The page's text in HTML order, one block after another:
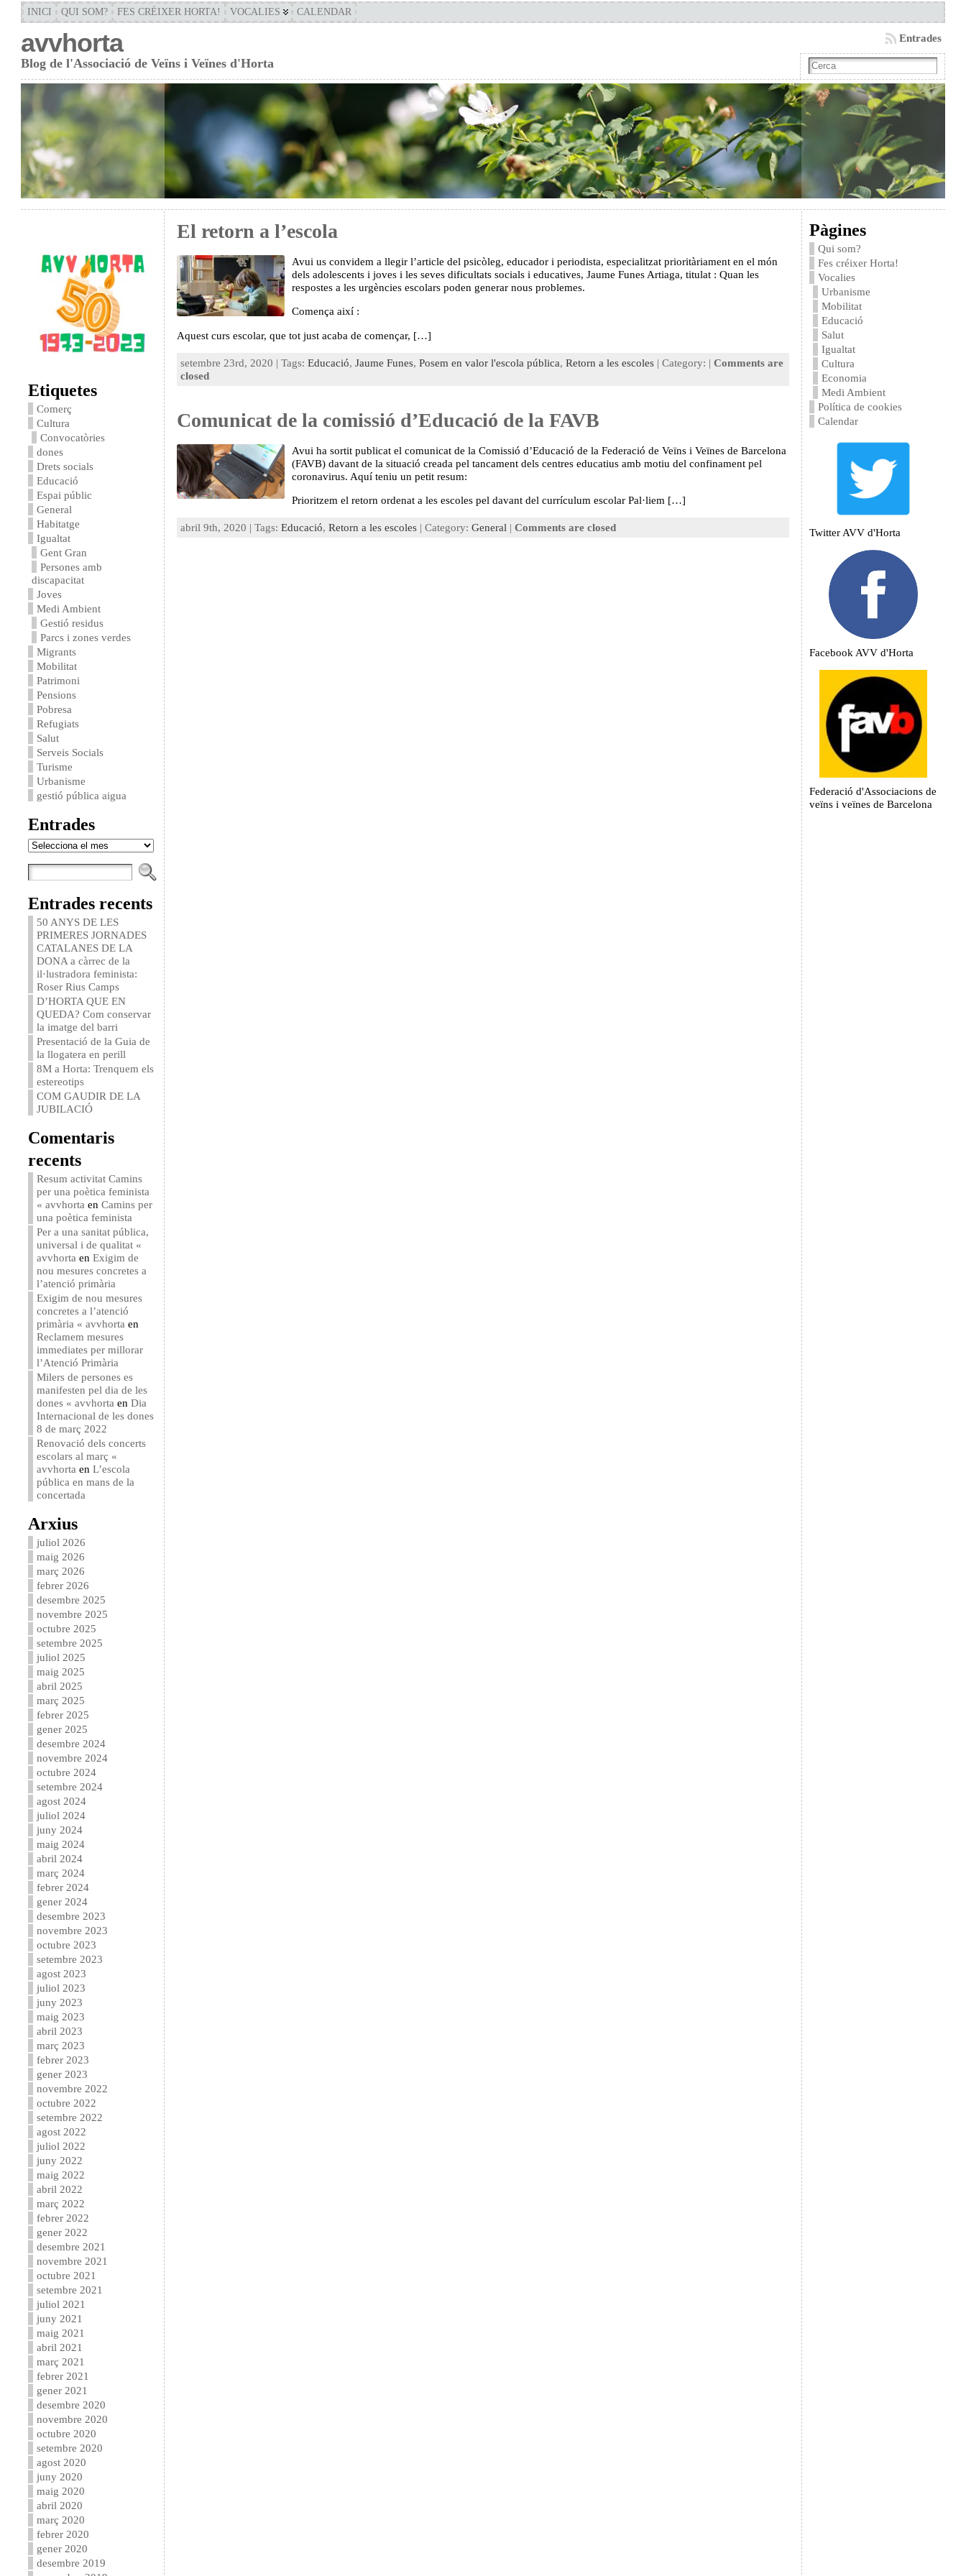
INICI QUI SOM? FES CRÉIXER HORTA! VOCALIES CALENDAR
avvhorta
Blog de l'Associació de Veïns i Veïnes d'Horta
Entrades
Etiquetes
Comerç
Cultura
Convocatòries
dones
Drets socials
Educació
Espai públic
General
Habitatge
Igualtat
Gent Gran
Persones amb
discapacitat
Joves
Medi Ambient
Gestió residus
Parcs i zones verdes
Migrants
Mobilitat
Patrimoni
Pensions
Pobresa
Refugiats
Salut
Serveis Socials
Turisme
Urbanisme
gestió pública aigua
Entrades
Entrades
Entrades recents
50 ANYS DE LES
PRIMERES JORNADES
CATALANES DE LA
DONA a càrrec de la
il·lustradora feminista:
Roser Rius Camps
D’HORTA QUE EN
QUEDA? Com conservar
la imatge del barri
Presentació de la Guia de
la llogatera en perill
8M a Horta: Trenquem els
estereotips
COM GAUDIR DE LA
JUBILACIÓ
Comentaris
recents
Resum activitat Camins
per una poètica feminista
« avvhorta en Camins per
una poètica feminista
Per a una sanitat pública,
universal i de qualitat «
avvhorta en Exigim de
nou mesures concretes a
l’atenció primària
Exigim de nou mesures
concretes a l’atenció
primària « avvhorta en
Reclamem mesures
immediates per millorar
l’Atenció Primària
Milers de persones es
manifesten pel dia de les
dones « avvhorta en Dia
Internacional de les dones
8 de març 2022
Renovació dels concerts
escolars al març «
avvhorta en L’escola
pública en mans de la
concertada
Arxius
juliol 2026
maig 2026
març 2026
febrer 2026
desembre 2025
novembre 2025
octubre 2025
setembre 2025
juliol 2025
maig 2025
abril 2025
març 2025
febrer 2025
gener 2025
desembre 2024
novembre 2024
octubre 2024
setembre 2024
agost 2024
juliol 2024
juny 2024
maig 2024
abril 2024
març 2024
febrer 2024
gener 2024
desembre 2023
novembre 2023
octubre 2023
setembre 2023
agost 2023
juliol 2023
juny 2023
maig 2023
abril 2023
març 2023
febrer 2023
gener 2023
novembre 2022
octubre 2022
setembre 2022
agost 2022
juliol 2022
juny 2022
maig 2022
abril 2022
març 2022
febrer 2022
gener 2022
desembre 2021
novembre 2021
octubre 2021
setembre 2021
juliol 2021
juny 2021
maig 2021
abril 2021
març 2021
febrer 2021
gener 2021
desembre 2020
novembre 2020
octubre 2020
setembre 2020
agost 2020
juny 2020
maig 2020
abril 2020
març 2020
febrer 2020
gener 2020
desembre 2019
El retorn a l’escola
Avui us convidem a llegir l’article del psicòleg, educador i periodista, especialitzat prioritàriament en el món
dels adolescents i joves i les seves dificultats socials i educatives, Jaume Funes Artiaga, titulat : Quan les
respostes a les urgències escolars poden generar nous problemes.
Comença així :
Aquest curs escolar, que tot just acaba de començar, […]
setembre 23rd, 2020 | Tags: Educació, Jaume Funes, Posem en valor l'escola pública, Retorn a les escoles| Category: | Comments are
closed
Comunicat de la comissió d’Educació de la FAVB
Avui ha sortit publicat el comunicat de la Comissió d’Educació de la Federació de Veïns i Veïnes de Barcelona
(FAVB) davant de la situació creada pel tancament dels centres educatius amb motiu del confinament pel
coronavirus. Aquí teniu un petit resum:
Prioritzem el retorn ordenat a les escoles pel davant del currículum escolar Pal·liem […]
abril 9th, 2020 | Tags: Educació, Retorn a les escoles| Category: General | Comments are closed
Pàgines
Qui som?
Fes créixer Horta!
Vocalies
Urbanisme
Mobilitat
Educació
Salut
Igualtat
Cultura
Economia
Medi Ambient
Política de cookies
Calendar
Twitter AVV d'Horta
Facebook AVV d'Horta
Federació d'Associacions de
veïns i veïnes de Barcelona